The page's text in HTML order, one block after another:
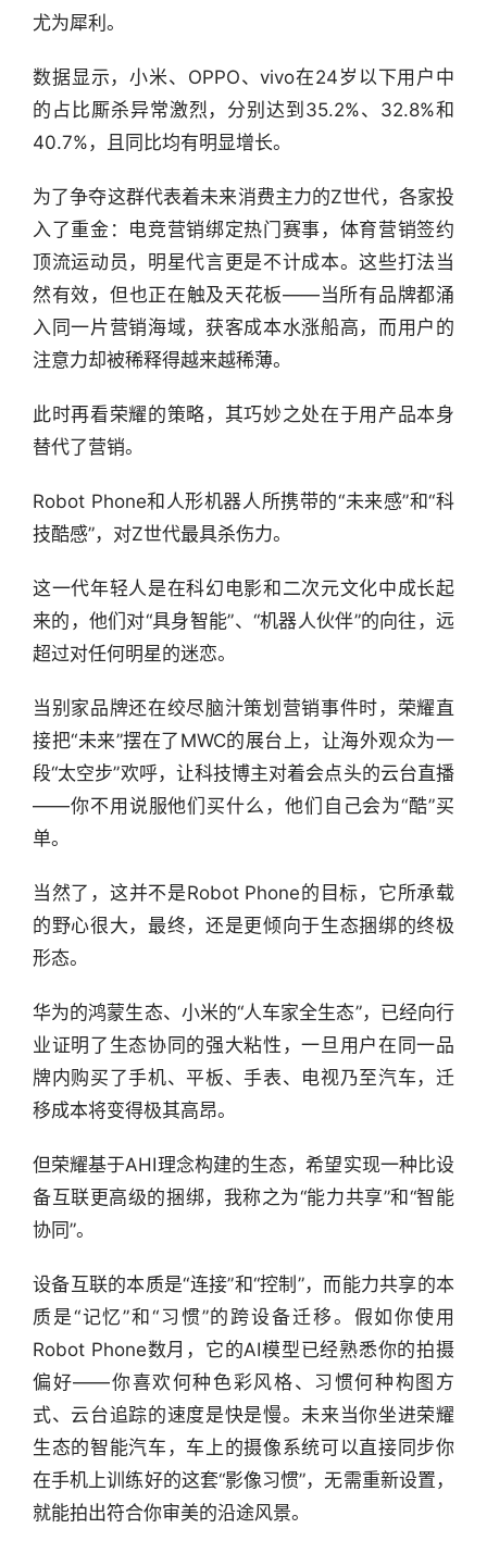
尤为犀利。
数据显示，小米、OPPO、vivo在24岁以下用户中
的占比厮杀异常激烈，分别达到35.2%、32.8%和
40.7%，且同比均有明显增长。
为了争夺这群代表着未来消费主力的Z世代，各家投
入了重金：电竞营销绑定热门赛事，体育营销签约
顶流运动员，明星代言更是不计成本。这些打法当
然有效，但也正在触及天花板——当所有品牌都涌
入同一片营销海域，获客成本水涨船高，而用户的
注意力却被稀释得越来越稀薄。
此时再看荣耀的策略，其巧妙之处在于用产品本身
替代了营销。
Robot Phone和人形机器人所携带的“未来感”和“科
技酷感”，对Z世代最具杀伤力。
这一代年轻人是在科幻电影和二次元文化中成长起
来的，他们对“具身智能”、“机器人伙伴”的向往，远
超过对任何明星的迷恋。
当别家品牌还在绞尽脑汁策划营销事件时，荣耀直
接把“未来”摆在了MWC的展台上，让海外观众为一
段“太空步”欢呼，让科技博主对着会点头的云台直播
——你不用说服他们买什么，他们自己会为“酷”买
单。
当然了，这并不是Robot Phone的目标，它所承载
的野心很大，最终，还是更倾向于生态捆绑的终极
形态。
华为的鸿蒙生态、小米的“人车家全生态”，已经向行
业证明了生态协同的强大粘性，一旦用户在同一品
牌内购买了手机、平板、手表、电视乃至汽车，迁
移成本将变得极其高昂。
但荣耀基于AHI理念构建的生态，希望实现一种比设
备互联更高级的捆绑，我称之为“能力共享”和“智能
协同”。
设备互联的本质是“连接”和“控制”，而能力共享的本
质是“记忆”和“习惯”的跨设备迁移。假如你使用
Robot Phone数月，它的AI模型已经熟悉你的拍摄
偏好——你喜欢何种色彩风格、习惯何种构图方
式、云台追踪的速度是快是慢。未来当你坐进荣耀
生态的智能汽车，车上的摄像系统可以直接同步你
在手机上训练好的这套“影像习惯”，无需重新设置，
就能拍出符合你审美的沿途风景。